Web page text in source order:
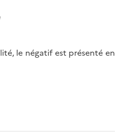
le négatif est présenté en